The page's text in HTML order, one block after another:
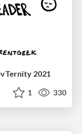
2021
1 330